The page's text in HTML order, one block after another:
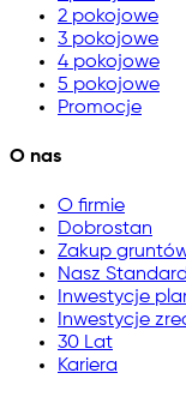
2 pokojowe
3 pokojowe
4 pokojowe
5 pokojowe
Promocje
O nas
O firmie
Dobrostan
Zakup
Nasz Standard
Inwestycje
Inwestycje
30 Lat
Kariera